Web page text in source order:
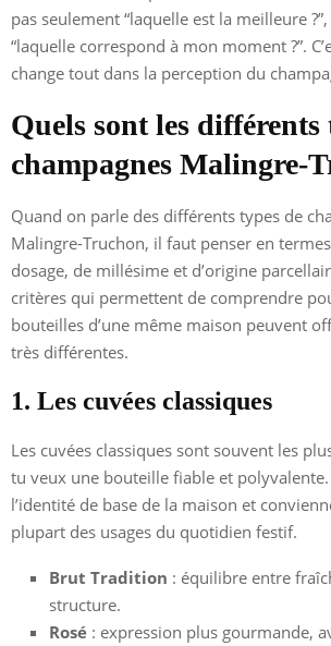
pas seulement “laquelle est la meilleure
“laquelle correspond à mon moment ?”.
change tout dans la perception du
Quels sont les différents
champagnes Malingre-
Quand on parle des différents types de
Malingre-Truchon, il faut penser en
dosage, de millésime et d’origine
critères qui permettent de comprendre
bouteilles d’une même maison peuvent
très différentes.
1. Les cuvées classiques
Les cuvées classiques sont souvent les
tu veux une bouteille fiable et
l’identité de base de la maison et
plupart des usages du quotidien festif.
Brut Tradition : équilibre entre
structure.
Rosé : expression plus gourmande,